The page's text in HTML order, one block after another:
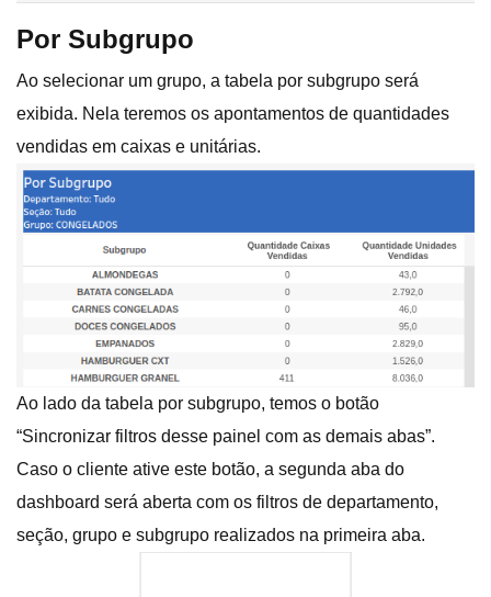
Por Subgrupo
Ao selecionar um grupo, a tabela por subgrupo será
exibida. Nela teremos os apontamentos de quantidades
vendidas em caixas e unitárias.
Ao lado da tabela por subgrupo, temos o botão
“Sincronizar filtros desse painel com as demais abas”.
Caso o cliente ative este botão, a segunda aba do
dashboard será aberta com os filtros de departamento,
seção, grupo e subgrupo realizados na primeira aba.